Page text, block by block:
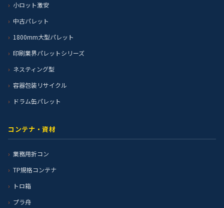
小ロット激安
中古パレット
1800mm大型パレット
印刷業界パレットシリーズ
ネスティング型
容器包装リサイクル
ドラム缶パレット
コンテナ・資材
業務用折コン
TP規格コンテナ
トロ箱
プラ舟